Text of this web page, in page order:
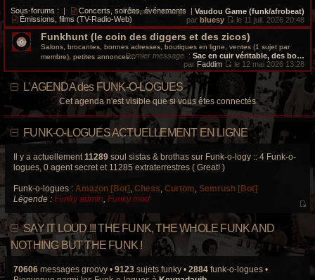
s
a
e
i
e
r
m
e
s
s
a
g
e
l
e
d
e
r
n
i
e
m
e
s
s
a
g
e
Sous-forums : | Concerts, soirées, événements |
Émissions, films (TV-Radio-Web)
Dernier message : Vaudou Game (funk/afrobeat)
par bluesy
V
o
r
l
e
e
r
n
i
e
r
m
e
s
s
e
le 11 juil. 2026 20:48
Funkhunt (le coin des diggers et des zicos)
Salons, brocantes, bonnes adresses, boutiques en ligne, ventes (1 sujet par
membre), petites annonces...Dernier message : Sac en cuir véritable, des bo…
par Faddim
V
o
i
r
e
d
e
r
i
e
a
g
e
le 12 mai 2026 13:28
L'AGENDA des FUNK-O-LOGUES
Cet agenda n'est visible que si vous êtes connectés
FUNK-O-LOGUES ACTUELLEMENT EN LIGNE
Il y a actuellement 11289 soul sistas & brothas sur Funk-o-logy :: 4 Funk-o-
logues, 0 agent secret et 11285 extraterrestres ( Great! )
Funk-o-logues : Amazon [Bot] Chess Curtom Semrush [Bot]
Légende : Funky admin Funky mod
e
d
SAY IT LOUD !!! THE FUNK, THE WHOLE FUNK AND
NOTHING BUT THE FUNK !
70606 messages groovy • 9123 sujets funky • 2884 funk-o-logues •